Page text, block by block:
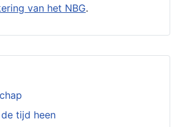
tijd heen
van het NBG.